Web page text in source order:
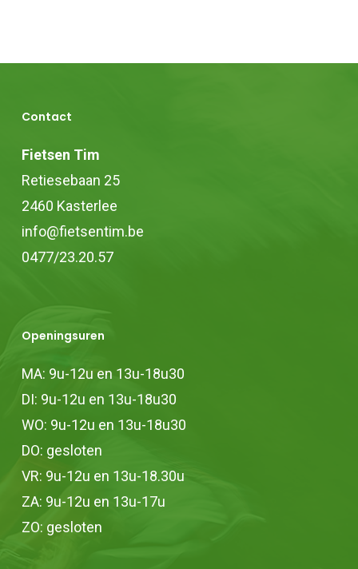
Contact
Fietsen Tim
Retiesebaan 25
2460 Kasterlee
info@fietsentim.be
0477/23.20.57
Openingsuren
MA: 9u-12u en 13u-18u30
DI: 9u-12u en 13u-18u30
WO: 9u-12u en 13u-18u30
DO: gesloten
VR: 9u-12u en 13u-18.30u
ZA: 9u-12u en 13u-17u
ZO: gesloten